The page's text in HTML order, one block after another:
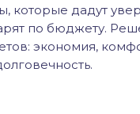
которые дадут
по бюджету.
экономия,